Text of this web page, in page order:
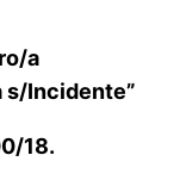
a
s/Incidente”
18.